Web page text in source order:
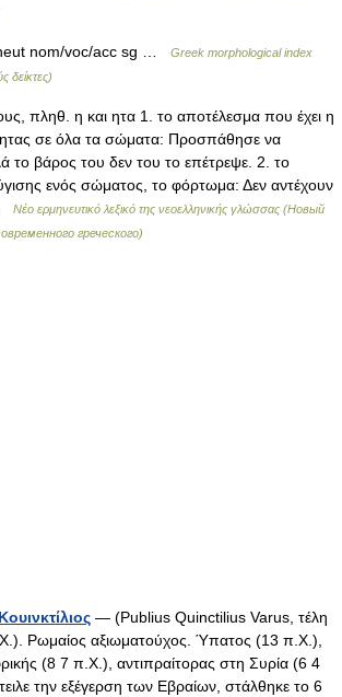
nom/voc/acc sg …
Greek morphological index
δείκτες)
πληθ. η και ητα 1. το αποτέλεσμα που έχει η
σε όλα τα σώματα: Προσπάθησε να
το βάρος του δεν του το επέτρεψε. 2. το
ενός σώματος, το φόρτωμα: Δεν αντέχουν
Νέο ερμηνευτικό λεξικό της νεοελληνικής γλώσσας (Новый
греческого)
— (Publius Quinctilius Varus, τέλη
Ρωμαίος αξιωματούχος. Ύπατος (13 π.Χ.),
(8 7 π.Χ.), αντιπραίτορας στη Συρία (6 4
την εξέγερση των Εβραίων, στάλθηκε το 6